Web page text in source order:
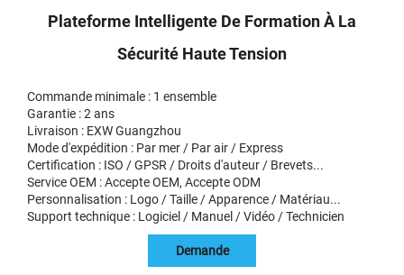
Plateforme Intelligente De Formation À La
Sécurité Haute Tension
Commande minimale : 1 ensemble
Garantie : 2 ans
Livraison : EXW Guangzhou
Mode d'expédition : Par mer / Par air / Express
Certification : ISO / GPSR / Droits d'auteur / Brevets...
Service OEM : Accepte OEM, Accepte ODM
Personnalisation : Logo / Taille / Apparence / Matériau...
Support technique : Logiciel / Manuel / Vidéo / Technicien
Demande